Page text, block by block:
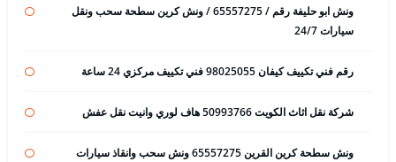
ونش ابو حليفة رقم / 65557275 / ونش كرين سطحة سحب ونقل
سيارات 24/7
رقم فني تكييف كيفان 98025055 فني تكييف مركزي 24 ساعة
شركة نقل اثاث الكويت 50993766 هاف لوري وانيت نقل عفش
ونش سطحة كرين القرين 65557275 ونش سحب وانقاذ سيارات